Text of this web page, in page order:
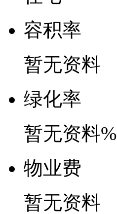
容积率
暂无资料
绿化率
暂无资料%
物业费
暂无资料